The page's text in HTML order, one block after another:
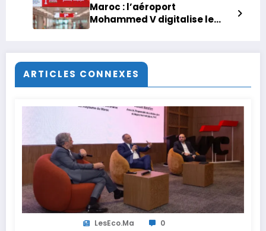
Maroc : l’aéroport
Mohammed V digitalise le
ARTICLES CONNEXES
LesEco.ma 0